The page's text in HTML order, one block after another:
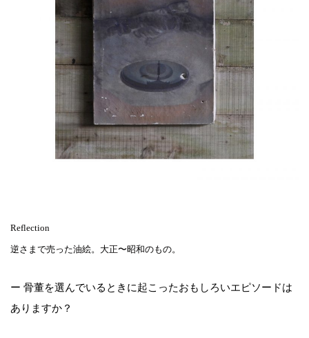
Reflection
逆さまで売った油絵。大正〜昭和のもの。
ー 骨董を選んでいるときに起こったおもしろいエピソードは
ありますか？